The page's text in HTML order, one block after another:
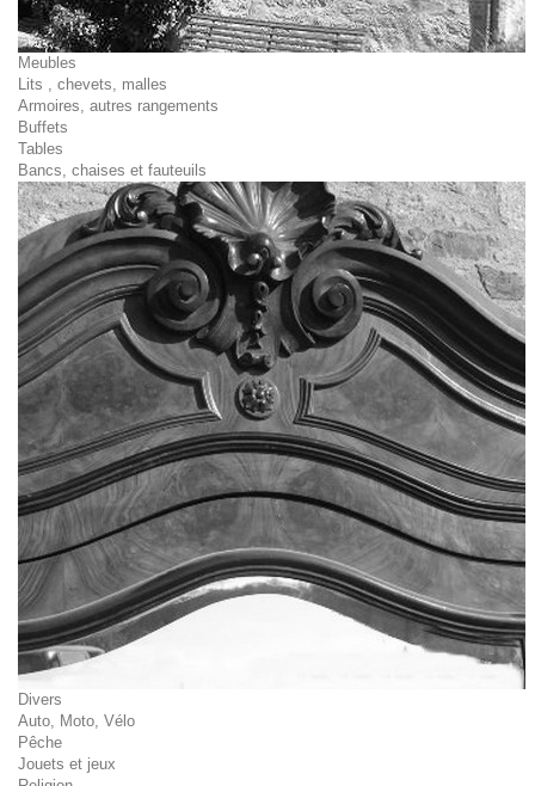
Meubles
Lits , chevets, malles
Armoires, autres rangements
Buffets
Tables
Bancs, chaises et fauteuils
Divers
Auto, Moto, Vélo
Pêche
Jouets et jeux